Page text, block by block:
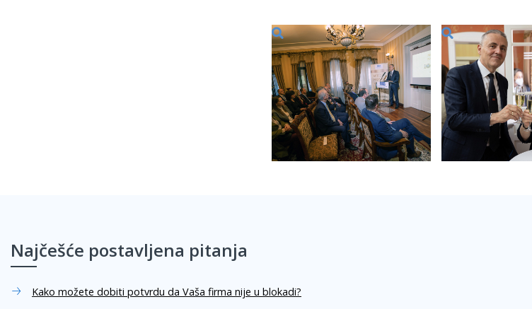
Najčešće postavljena pitanja
Kako možete dobiti potvrdu da Vaša firma nije u blokadi?